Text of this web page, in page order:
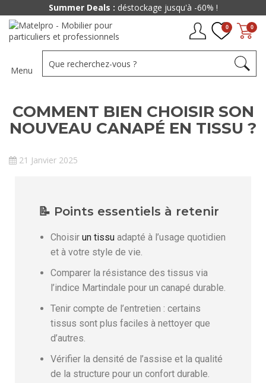
0
0
Menu
COMMENT BIEN CHOISIR SON
NOUVEAU CANAPÉ EN TISSU ?
21 Janvier 2025
📝 Points essentiels à retenir
Choisir un tissu adapté à l’usage quotidien
et à votre style de vie.
Comparer la résistance des tissus via
l’indice Martindale pour un canapé durable.
Tenir compte de l’entretien : certains
tissus sont plus faciles à nettoyer que
d’autres.
Vérifier la densité de l’assise et la qualité
de la structure pour un confort durable.
Summer Deals : déstockage jusqu'à -60% !